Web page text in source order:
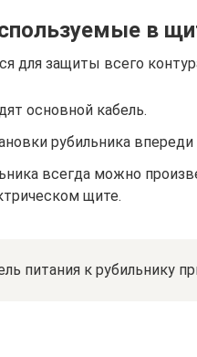
в
для защиты всего
основной кабель.
рубильника впереди
всегда можно
щите.
питания к рубильнику